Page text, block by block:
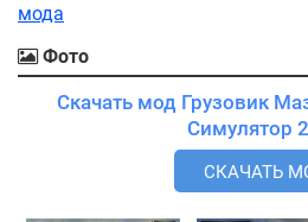
мода
Фото
Скачать мод Грузовик
СКАЧАТЬ